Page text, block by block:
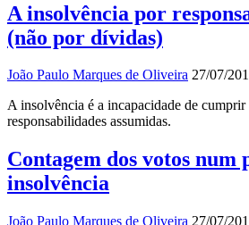
A insolvência por
(não por dívidas)
João Paulo Marques de Oliveira 27/07/
A insolvência é a incapacidade de cumprir
responsabilidades assumidas.
Contagem dos votos num
insolvência
João Paulo Marques de Oliveira 27/07/